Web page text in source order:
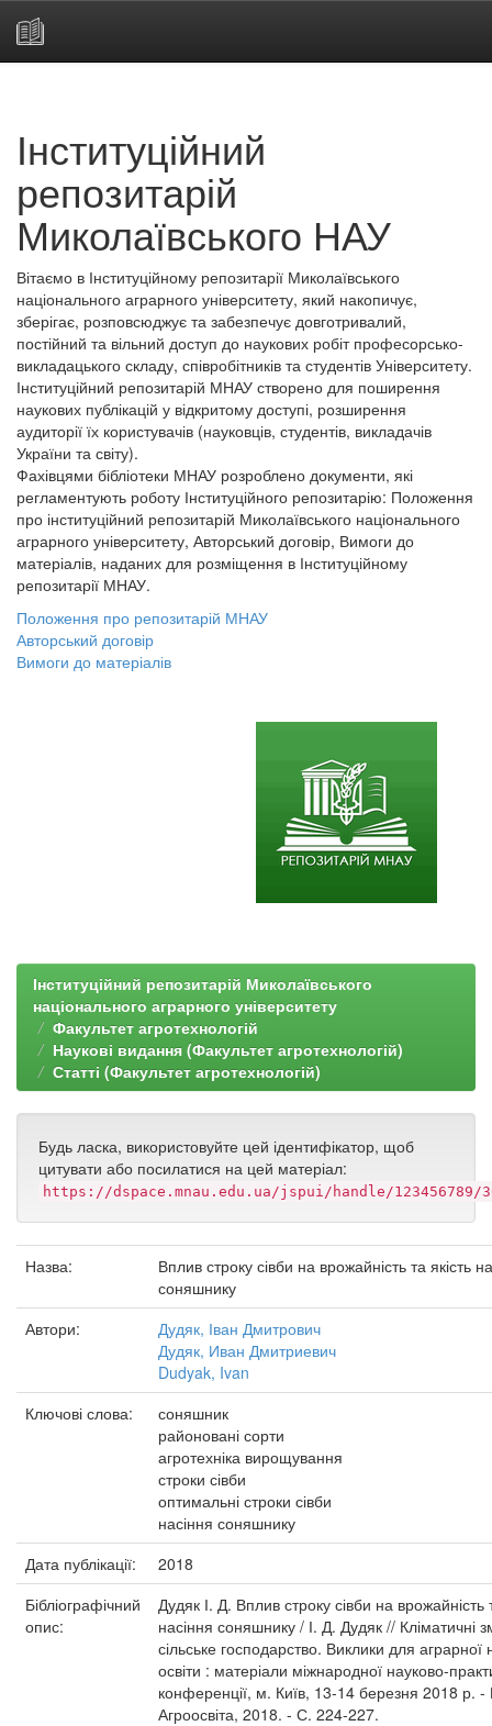
Інституційний
репозитарій
Миколаївського НАУ
Вітаємо в Інституційному репозитарії Миколаївського
національного аграрного університету, який накопичує,
зберігає, розповсюджує та забезпечує довготривалий,
постійний та вільний доступ до наукових робіт професорсько-
викладацького складу, співробітників та студентів Університету.
Інституційний репозитарій МНАУ створено для поширення
наукових публікацій у відкритому доступі, розширення
аудиторії їх користувачів (науковців, студентів, викладачів
України та світу).
Фахівцями бібліотеки МНАУ розроблено документи, які
регламентують роботу Інституційного репозитарію: Положення
про інституційний репозитарій Миколаївського національного
аграрного університету, Авторський договір, Вимоги до
матеріалів, наданих для розміщення в Інституційному
репозитарії МНАУ.
Положення про репозитарій МНАУ
Авторський договір
Вимоги до матеріалів
Інституційний репозитарій Миколаївського
національного аграрного університету
Факультет агротехнологій
Наукові видання (Факультет агротехнологій)
Статті (Факультет агротехнологій)
Будь ласка, використовуйте цей ідентифікатор, щоб
цитувати або посилатися на цей матеріал:
https://dspace.mnau.edu.ua/jspui/handle/123456789/
Назва:
Вплив строку сівби на врожайність та якість
соняшнику
Автори:
Дудяк, Іван Дмитрович
Дудяк, Иван Дмитриевич
Dudyak, Ivan
Ключові слова:
соняшник
районовані сорти
агротехніка вирощування
строки сівби
оптимальні строки сівби
насіння соняшнику
Дата публікації:
2018
Бібліографічний
опис:
Дудяк І. Д. Вплив строку сівби на врожайність
насіння соняшнику / І. Д. Дудяк // Кліматичні
сільське господарство. Виклики для аграрної
освіти : матеріали міжнародної науково-
конференції, м. Київ, 13-14 березня 2018 р. -
Агроосвіта, 2018. - С. 224-227.